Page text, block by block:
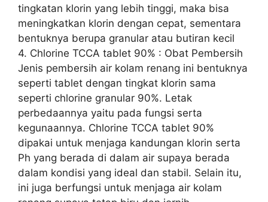
tingkatan klorin yang lebih tinggi, maka bisa
meningkatkan klorin dengan cepat, sementara
bentuknya berupa granular atau butiran kecil
4. Chlorine TCCA tablet 90% : Obat Pembersih
Jenis pembersih air kolam renang ini bentuknya
seperti tablet dengan tingkat klorin sama
seperti chlorine granular 90%. Letak
perbedaannya yaitu pada fungsi serta
kegunaannya. Chlorine TCCA tablet 90%
dipakai untuk menjaga kandungan klorin serta
Ph yang berada di dalam air supaya berada
dalam kondisi yang ideal dan stabil. Selain itu,
ini juga berfungsi untuk menjaga air kolam